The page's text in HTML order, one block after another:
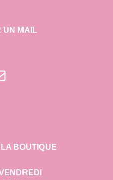
UN MAIL
BOUTIQUE